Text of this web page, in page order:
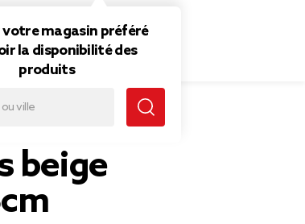
votre magasin préféré
la disponibilité des
produits
beige